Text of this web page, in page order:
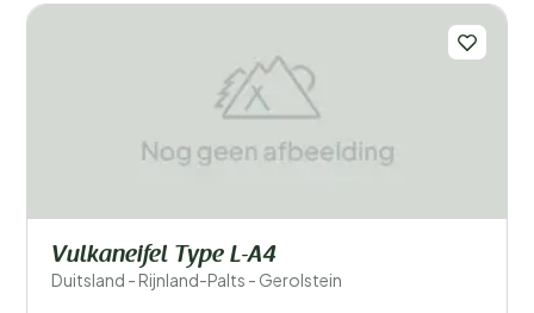
Vulkaneifel Type L-A4
Duitsland - Rijnland-Palts - Gerolstein